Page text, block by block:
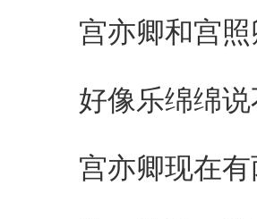
宫亦卿和宫照
好像乐绵绵说
宫亦卿现在有